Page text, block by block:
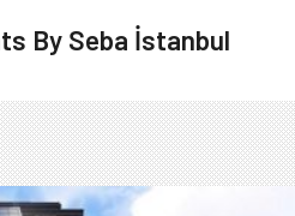
By Seba İstanbul